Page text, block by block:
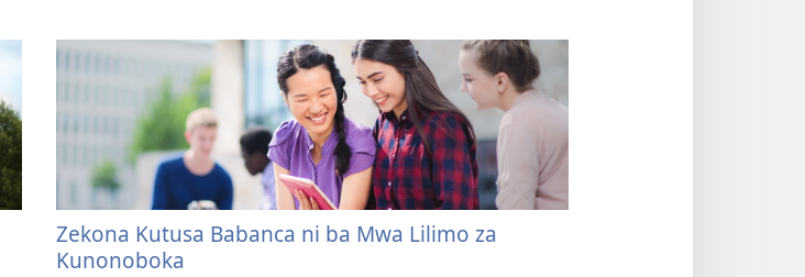
Zekona Kutusa Babanca ni ba Mwa Lilimo za
Kunonoboka